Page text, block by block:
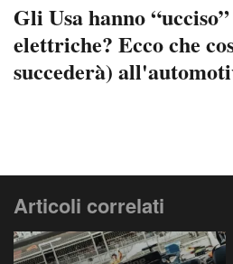
Gli Usa hanno
elettriche? Ecco che
succederà)
Articoli correlati